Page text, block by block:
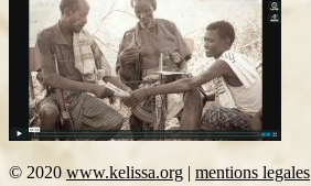
© 2020 www.kelissa.org | mentions legales